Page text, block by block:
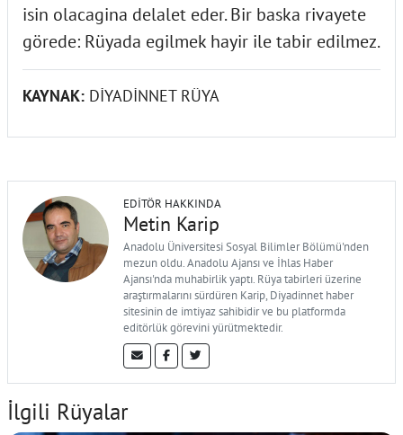
isin olacagina delalet eder. Bir baska rivayete
görede: Rüyada egilmek hayir ile tabir edilmez.
KAYNAK: DİYADİNNET RÜYA
EDITÖR HAKKINDA
Metin Karip
Anadolu Üniversitesi Sosyal Bilimler Bölümü'nden
mezun oldu. Anadolu Ajansı ve İhlas Haber
Ajansı'nda muhabirlik yaptı. Rüya tabirleri üzerine
araştırmalarını sürdüren Karip, Diyadinnet haber
sitesinin de imtiyaz sahibidir ve bu platformda
editörlük görevini yürütmektedir.
İlgili Rüyalar